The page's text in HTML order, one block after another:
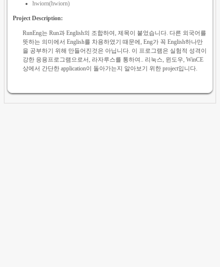
hwiorn(hwiorn)
Project Description:
RunEng는 Run과 English의 조합하여, 제목이 붙었습니다. 다른 외국어를
뜻하는 의미에서 English를 차용하였기 때문에, Eng가 꼭 English하나만
을 공부하기 위해 만들어진것은 아닙니다. 이 프로그램은 실험적 성격이
강한 응용프로그램으로서, 라자루스를 통하여.. 리눅스, 윈도우, WinCE
상에서 간단한 application이 돌아가는지 알아보기 위한 project입니다.